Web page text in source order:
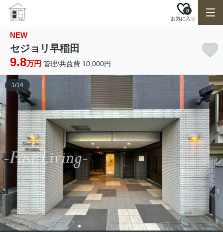
お気に入り
0
NEW
セジョリ早稲田
9.8万円 管理/共益費 10,000円
1/14